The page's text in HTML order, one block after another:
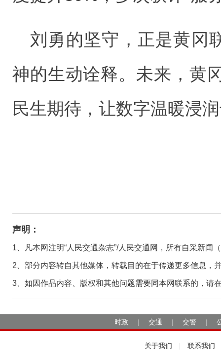
刘勇的坚守，正是黄冈
神的生动诠释。未来，黄
民生期待，让数字温暖浸
声明：
1、凡本网注明“人民交通杂志”/人民交通网，所有自采新
2、部分内容转自其他媒体，转载目的在于传递更多信息，
3、如因作品内容、版权和其他问题需要同本网联系的，请
时政 交通 交警
关于我们 联系我们